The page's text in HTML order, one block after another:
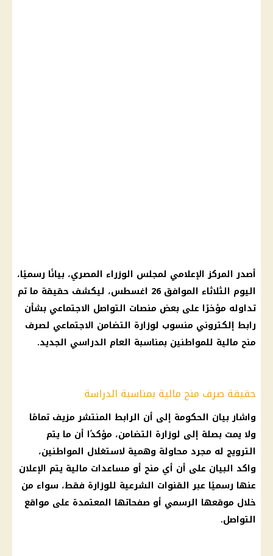
أصدر المركز الإعلامي لمجلس الوزراء المصري، بيانًا رسميًا،
اليوم الثلاثاء الموافق 26 اغسطس، ليكشف حقيقة ما تم
تداوله مؤخرًا على بعض منصات التواصل الاجتماعي بشأن
رابط إلكتروني منسوب لوزارة التضامن الاجتماعي لصرف
منح مالية للمواطنين بمناسبة العام الدراسي الجديد.
حقيقة صرف منح مالية بمناسبة الدراسة
واشار بيان الحكومة إلى أن الرابط المنتشر مزيف تمامًا
ولا يمت بصلة إلى لوزارة التضامن، مؤكدًا أن ما يتم
الترويج له مجرد محاولة وهمية لاستغلال المواطنين،
واكد البيان على أن أي منح أو مساعدات مالية يتم الإعلان
عنها رسميًا عبر القنوات الشرعية للوزارة فقط، سواء من
خلال موقعها الرسمي أو صفحاتها المعتمدة على مواقع
التواصل.